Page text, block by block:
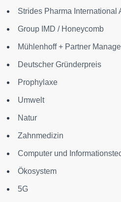
Strides Pharma International
Group IMD / Honeycomb
Mühlenhoff + Partner
Deutscher Gründerpreis
Prophylaxe
Umwelt
Natur
Zahnmedizin
Computer und
Ökosystem
5G